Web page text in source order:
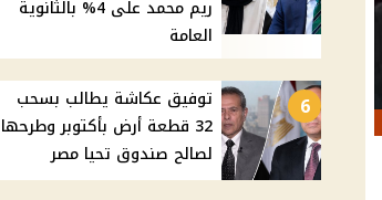
ريم محمد على 4% بالثانوية
العامة
6
توفيق عكاشة يطالب بسحب
32 قطعة أرض بأكتوبر وطرحها
لصالح صندوق تحيا مصر